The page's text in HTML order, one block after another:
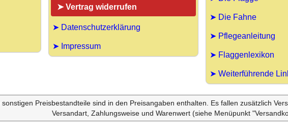
➤ Vertrag widerrufen
➤ Datenschutzerklärung
➤ Impressum
➤ Die Fahne
➤ Pflegeanleitung
➤ Flaggenlexikon
➤ Weiterführende
Preisbestandteile sind in den Preisangaben enthalten. Es fallen zusätzlich
Versandart, Zahlungsweise und Warenwert (siehe Menüpunkt